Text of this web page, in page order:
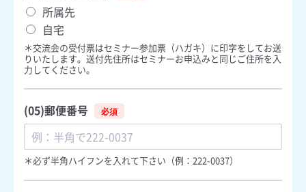
所属先
自宅
＊交流会の受付票はセミナー参加票（ハガキ）に印字をしてお送
りいたします。送付先住所はセミナーお申込みと同じご住所を入
力してください。
(05)郵便番号
＊必ず半角ハイフンを入れて下さい（例：222-0037）